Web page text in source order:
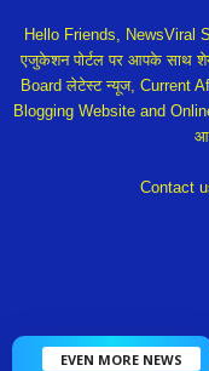
Hello Friends, NewsViral
एजुकेशन पोर्टल पर आपके साथ
Board लेटेस्ट न्यूज, Current
Blogging Website and Online
Contact
EVEN MORE NEWS